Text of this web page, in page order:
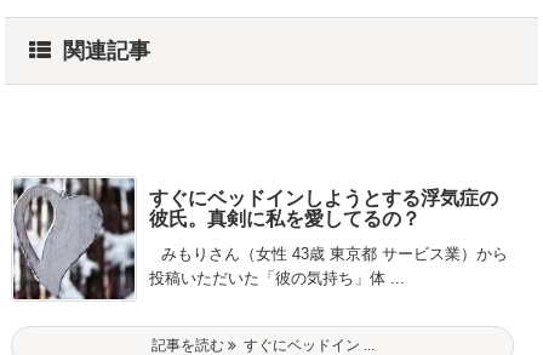
関連記事
すぐにベッドインしようとする浮気症の
彼氏。真剣に私を愛してるの？
みもりさん（女性 43歳 東京都 サービス業）から
投稿いただいた「彼の気持ち」体 ...
記事を読む すぐにベッドイン ...